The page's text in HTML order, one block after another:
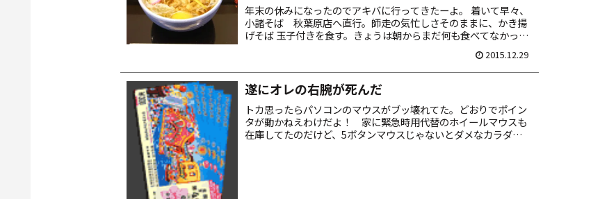
年末の休みになったのでアキバに行ってきたーよ。 着いて早々、
小諸そば 秋葉原店へ直行。師走の気忙しさそのままに、かき揚
げそば 玉子付きを食す。きょうは朝からまだ何も食べてなかった
からな！ 390円ナリ。 ちなみに玉子は速攻で崩す派なオレ。そ...
2015.12.29
遂にオレの右腕が死んだ
トカ思ったらパソコンのマウスがブッ壊れてた。どおりでポイン
タが動かねえわけだよ！ 家に緊急時用代替のホイールマウスも
在庫してたのだけど、5ボタンマウスじゃないとダメなカラダにな